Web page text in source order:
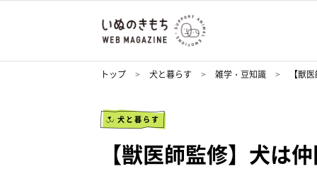
トップ 犬と暮らす 雑学・豆知識 【獣
犬と暮らす
【獣医師監修】犬は